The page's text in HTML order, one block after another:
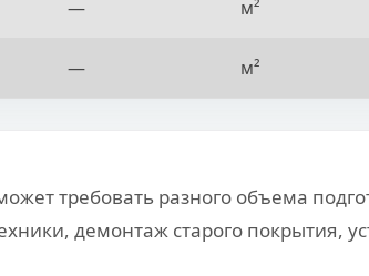
— м²
— м²
требовать разного объема
демонтаж старого покрытия,